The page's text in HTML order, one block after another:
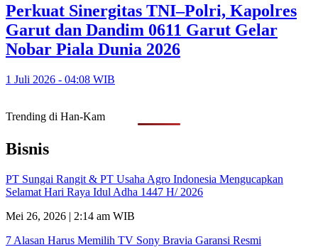
Perkuat Sinergitas TNI–Polri, Kapolres
Garut dan Dandim 0611 Garut Gelar
Nobar Piala Dunia 2026
1 Juli 2026 - 04:08 WIB
Trending di Han-Kam
Bisnis
PT Sungai Rangit & PT Usaha Agro Indonesia Mengucapkan
Selamat Hari Raya Idul Adha 1447 H/ 2026
Mei 26, 2026 | 2:14 am WIB
7 Alasan Harus Memilih TV Sony Bravia Garansi Resmi